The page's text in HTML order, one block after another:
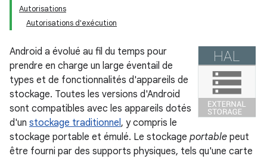
Autorisations
Autorisations d'exécution
Android a évolué au fil du temps pour
prendre en charge un large éventail de
types et de fonctionnalités d'appareils de
stockage. Toutes les versions d'Android
sont compatibles avec les appareils dotés
d'un stockage traditionnel, y compris le
stockage portable et émulé. Le stockage portable peut
être fourni par des supports physiques, tels qu'une carte